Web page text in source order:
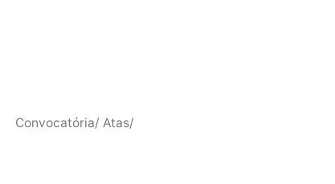
Convocatória/ Atas/